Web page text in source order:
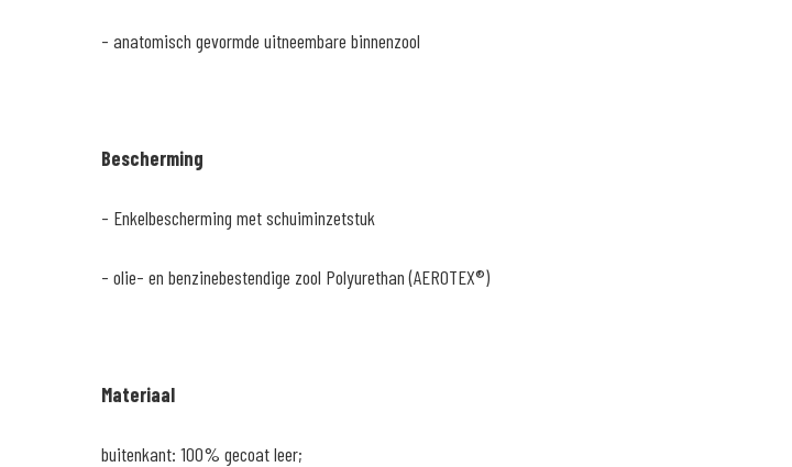
- anatomisch gevormde uitneembare binnenzool
Bescherming
- Enkelbescherming met schuiminzetstuk
- olie- en benzinebestendige zool Polyurethan (AEROTEX®)
Materiaal
buitenkant: 100% gecoat leer;